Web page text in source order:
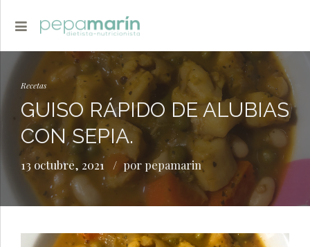
Recetas
GUISO RÁPIDO DE ALUBIAS
CON SEPIA.
13 octubre, 2021 por pepamarin